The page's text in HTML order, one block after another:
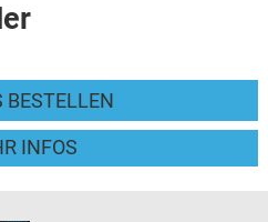
BESTELLEN
INFOS